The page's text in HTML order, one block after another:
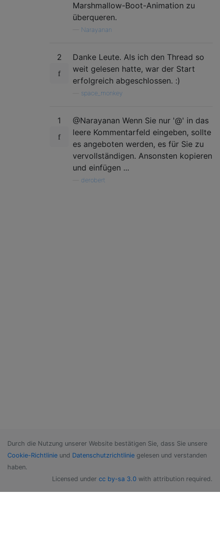
Marshmallow-Boot-Animation zu
überqueren.
Narayanan
2
Danke Leute. Als ich den Thread so
weit gelesen hatte, war der Start
erfolgreich abgeschlossen. :)
space_monkey
1
@Narayanan Wenn Sie nur '@' in das
leere Kommentarfeld eingeben, sollte
es angeboten werden, es für Sie zu
vervollständigen. Ansonsten kopieren
und einfügen ...
derobert
Durch die Nutzung unserer Website bestätigen Sie, dass Sie unsere
Cookie-Richtlinie und Datenschutzrichtlinie gelesen und verstanden
haben.
Licensed under cc by-sa 3.0 with attribution required.